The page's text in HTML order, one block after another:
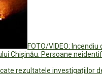
FOTO/VIDEO:
Chișinău. Persoane